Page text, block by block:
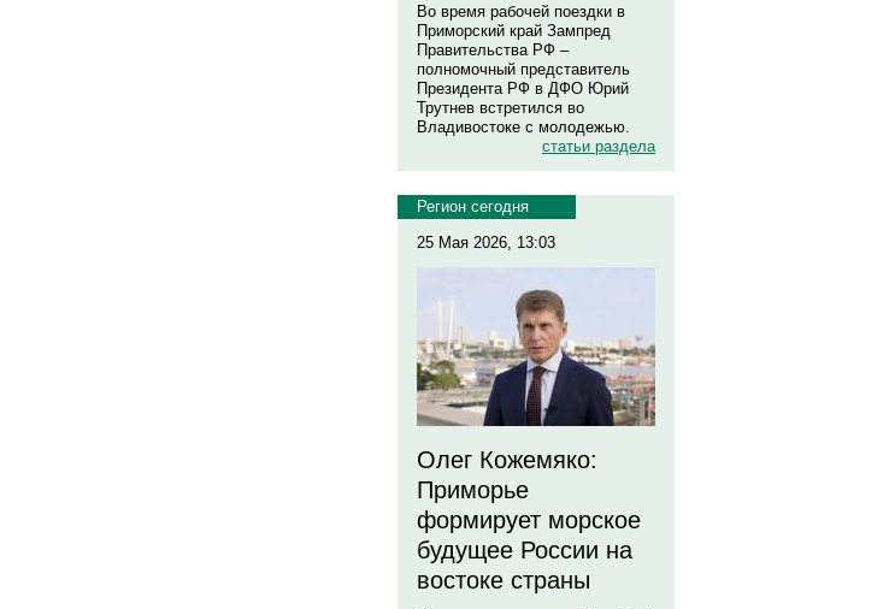
Во время рабочей поездки в
Приморский край Зампред
Правительства РФ –
полномочный представитель
Президента РФ в ДФО Юрий
Трутнев встретился во
Владивостоке с молодежью.
статьи раздела
Регион сегодня
25 Мая 2026, 13:03
Олег Кожемяко:
Приморье
формирует морское
будущее России на
востоке страны